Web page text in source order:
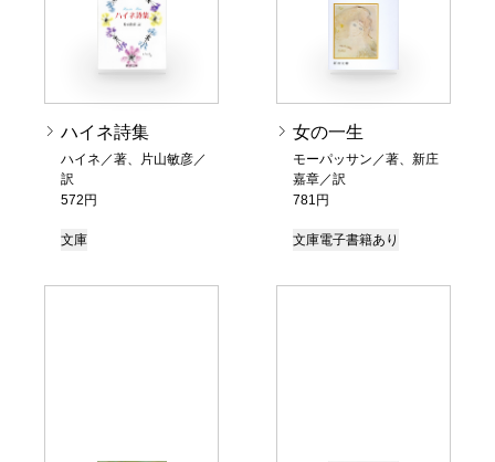
ハイネ詩集
ハイネ／著、片山敏彦／
訳
572円
文庫
女の一生
モーパッサン／著、新庄
嘉章／訳
781円
文庫電子書籍あり